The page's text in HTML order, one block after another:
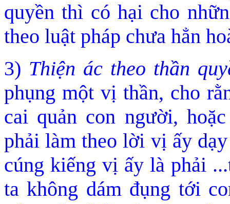
quyền thì có hại cho
theo luật pháp chưa hẳn
3) Thiện ác theo thần
phụng một vị thần, cho
cai quản con người,
phải làm theo lời vị ấy
cúng kiếng vị ấy là phải
ta không dám đụng tới